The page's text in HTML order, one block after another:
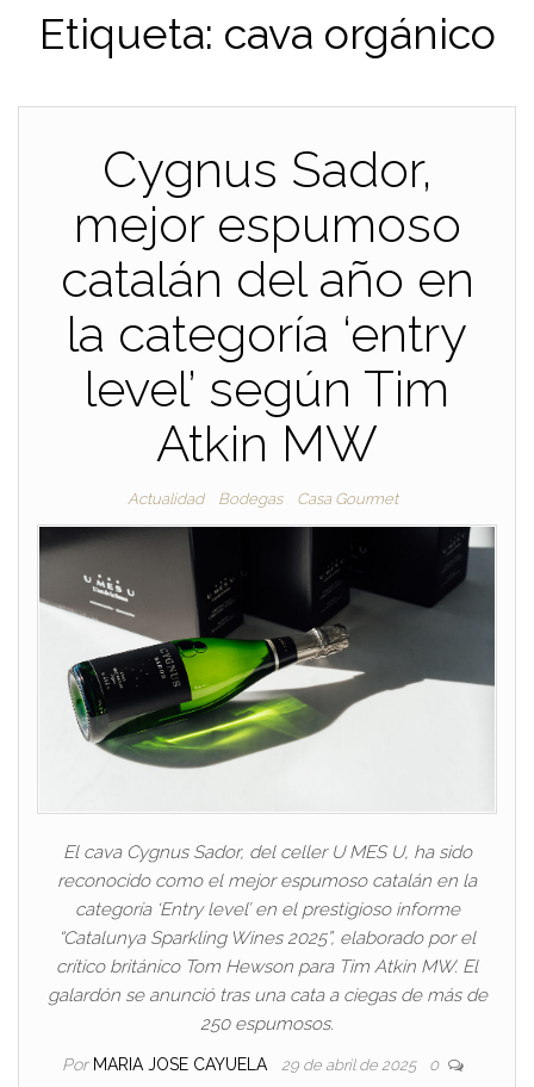
Etiqueta: cava orgánico
Cygnus Sador,
mejor espumoso
catalán del año en
la categoría ‘entry
level’ según Tim
Atkin MW
Actualidad Bodegas Casa Gourmet
El cava Cygnus Sador, del celler U MES U, ha sido
reconocido como el mejor espumoso catalán en la
categoría ‘Entry level’ en el prestigioso informe
“Catalunya Sparkling Wines 2025”, elaborado por el
crítico británico Tom Hewson para Tim Atkin MW. El
galardón se anunció tras una cata a ciegas de más de
250 espumosos.
Por MARIA JOSE CAYUELA 29 de abril de 2025 0